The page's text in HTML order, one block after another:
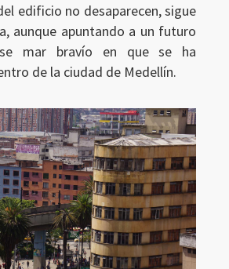
edificio no desaparecen, sigue
aunque apuntando a un futuro
mar bravío en que se ha
de la ciudad de Medellín.